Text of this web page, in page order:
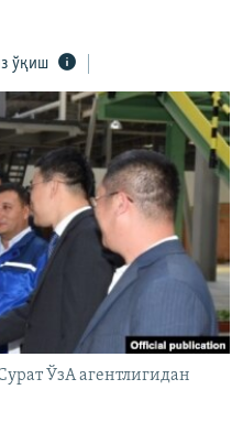
ўқиш
ЎзА агентлигидан